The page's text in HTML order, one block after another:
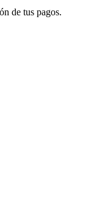
de tus pagos.